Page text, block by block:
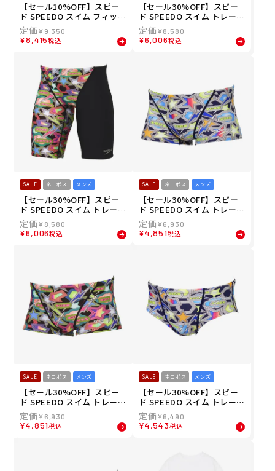
【セール10%OFF】スピー
ド SPEEDO スイム フィット
ネス 水着 モルガ ラッシュ
ティー MULGA Rush Tee S
A32551MU-K メンズ 男性 2
¥ 9,350
¥8,415税込
【セール30%OFF】スピー
ド SPEEDO スイム トレーニ
ング 競泳 水着 スパークリン
グ ブーン ターンズ ジャマー
Sparkling Boom TurnS Ja
¥8,580
¥6,006税込
SALE ネコポス メンズ
【セール30%OFF】スピー
ド SPEEDO スイム トレーニ
ング 競泳 水着 スパークリン
グ ブーン ターンズ ジャマー
Sparkling Boom TurnS Ja
¥ 8,580
¥6,006税込
SALE ネコポス メンズ
【セール30%OFF】スピー
ド SPEEDO スイム トレーニ
ング 競泳 水着 スパークリン
グ ブーン ターンズ ボックス
Sparkling Boom TurnS Bo
¥6,930
¥4,851税込
SALE ネコポス メンズ
【セール30%OFF】スピー
ド SPEEDO スイム トレーニ
ング 競泳 水着 スパークリン
グ ブーン ターンズ ボックス
Sparkling Boom TurnS Bo
¥ 6,930
¥4,851税込
SALE ネコポス メンズ
【セール30%OFF】スピー
ド SPEEDO スイム トレーニ
ング 競泳 水着 スパークリン
グ ブーン ターンズ ショート
ボックス Sparkling Boom
¥6,490
¥4,543税込